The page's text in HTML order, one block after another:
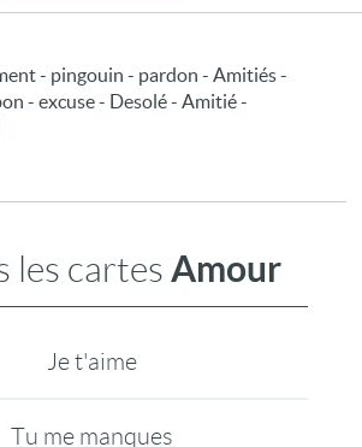
- pingouin - pardon - Amitiés -
- excuse - Desolé - Amitié -
les cartes Amour
Je t'aime
Tu me manques